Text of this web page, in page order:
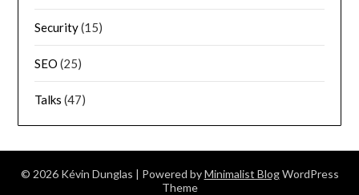
Security(15)
SEO (25)
Talks (47)
© 2026 Kévin Dunglas | Powered byMinimalist BlogWordPress
Theme